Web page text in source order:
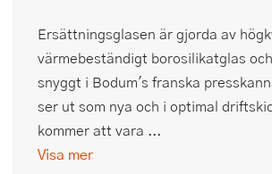
Ersättningsglasen är gjorda av
värmebeständigt borosilikatglas
snyggt i Bodum's franska
ser ut som nya och i optimal
kommer att vara ...
Visa mer